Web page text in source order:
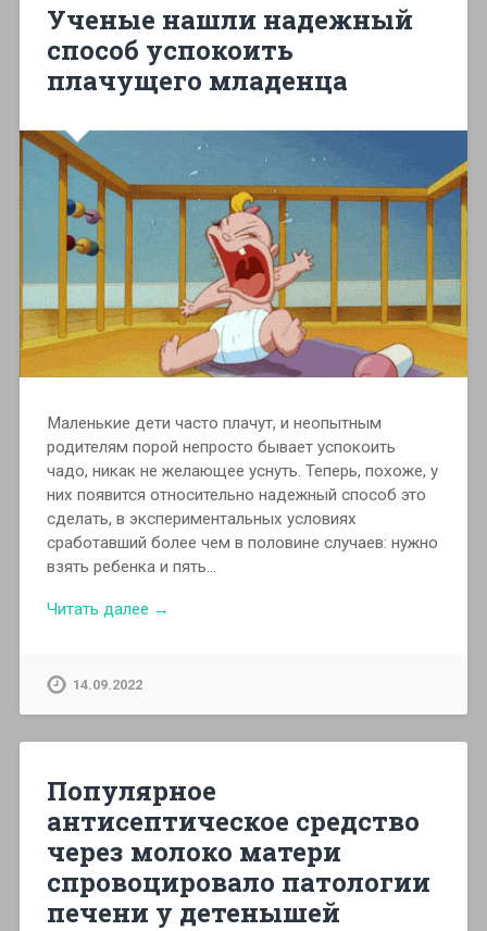
Ученые нашли надежный
способ успокоить
плачущего младенца
Маленькие дети часто плачут, и неопытным
родителям порой непросто бывает успокоить
чадо, никак не желающее уснуть. Теперь, похоже, у
них появится относительно надежный способ это
сделать, в экспериментальных условиях
сработавший более чем в половине случаев: нужно
взять ребенка и пять…
Читать далее →
14.09.2022
Популярное
антисептическое средство
через молоко матери
спровоцировало патологии
печени у детенышей